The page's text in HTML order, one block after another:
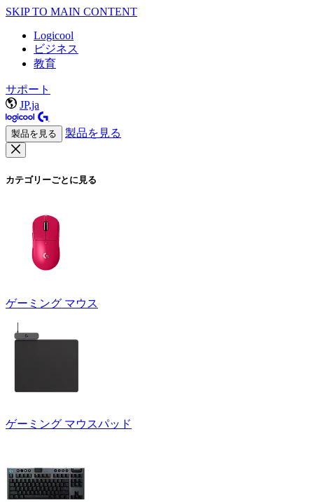
SKIP TO MAIN CONTENT
Logicool
ビジネス
教育
サポート
JP,ja
製品を見る 製品を見る
カテゴリーごとに見る
ゲーミング マウス
ゲーミング マウスパッド